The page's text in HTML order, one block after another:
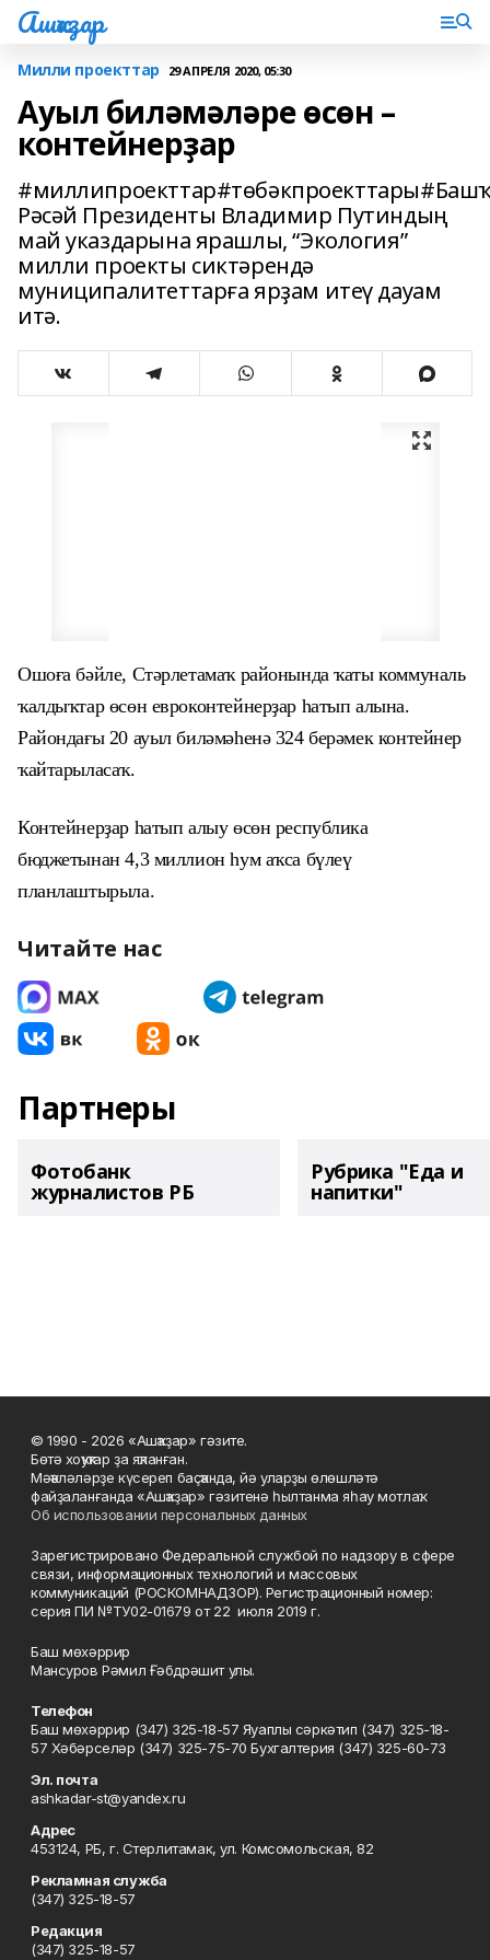
Ашҡаҙар
Милли проекттар 29 АПРЕЛЯ 2020, 05:30
Ауыл биләмәләре өсөн –
контейнерҙар
Рәсәй Президенты Владимир Путиндың
май указдарына ярашлы, “Экология”
милли проекты сиктәрендә
муниципалитеттарға ярҙам итеү дауам
итә.
Ошоға бәйле, Стәрлетамаҡ районында ҡаты коммуналь
ҡалдыҡтар өсөн евроконтейнерҙар һатып алына.
Райондағы 20 ауыл биләмәһенә 324 берәмек контейнер
ҡайтарыласаҡ.
Контейнерҙар һатып алыу өсөн республика
бюджетынан 4,3 миллион һум аҡса бүлеү
планлаштырыла.
Читайте нас
Партнеры
Фотобанк
журналистов РБ
Рубрика "Еда и
напитки"
© 1990 - 2026 «Ашҡаҙар» гәзите.
Бөтә хоҡуҡтар ҙа яҡланған.
Мәҡәләләрҙе күсереп баҫҡанда, йә уларҙы өлөшләтә
файҙаланғанда «Ашҡаҙар» гәзитенә һылтанма яһау мотлаҡ.
Об использовании персональных данных
Зарегистрировано Федеральной службой по надзору в сфере
связи, информационных технологий и массовых
коммуникаций (РОСКОМНАДЗОР). Регистрационный номер:
серия ПИ №ТУ02-01679 от 22 июля 2019 г.
Баш мөхәррир
Мансуров Рәмил Ғәбдрәшит улы.
Телефон
Баш мөхәррир (347) 325-18-57 Яуаплы сәркәтип (347) 325-18-
57 Хәбәрселәр (347) 325-75-70 Бухгалтерия (347) 325-60-73
Эл. почта
ashkadar-st@yandex.ru
Адрес
453124, РБ, г. Стерлитамак, ул. Комсомольская, 82
Рекламная служба
(347) 325-18-57
Редакция
(347) 325-18-57